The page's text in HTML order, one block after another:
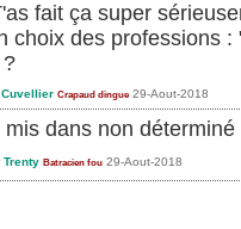
fait ça super
choix des professions
Crapaud dingue 29-Aout-2018
mis dans non déterminé
Trenty Batracien fou 29-Aout-2018